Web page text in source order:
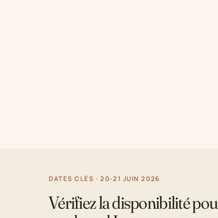
DATES CLÉS · 20-21 JUIN 2026
Vérifiez la disponibilité